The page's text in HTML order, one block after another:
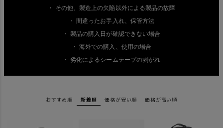
・ その他、製造上の欠陥以外による製品の故障
・ 間違ったお手入れ、保管方法
・ 製品の購入日が確認できない場合
・ 海外での購入、使用の場合
・ 劣化によるシームテープの剥がれ
おすすめ順 新着順 価格が安い順 価格が高い順